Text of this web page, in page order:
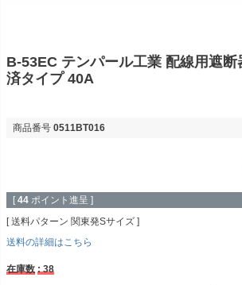
B-53EC テンパール工業 配線用遮
済タイプ 40A
商品番号 0511BT016
[ 44 ポイント進呈 ]
送料パターン 関東発Sサイズ
送料の詳細はこちら
在庫数 38